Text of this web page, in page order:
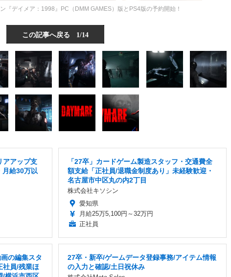
『デイメア：1998』PC（DMM GAMES）版とPS4版の予約開始！
この記事へ戻る 1/14
アアップ支
月給30万以
「27卒」カードゲーム製造スタッフ・交通費全
額支給「正社員/退職金制度あり」未経験歓迎・
名古屋市中区丸の内2丁目
株式会社キソシン
愛知県
月給25万5,100円～32万円
正社員
の編集スタ
社員/残業ほ
27卒・新卒/ゲームデータ登録事務/アイテム情報
の入力と確認/土日祝休み